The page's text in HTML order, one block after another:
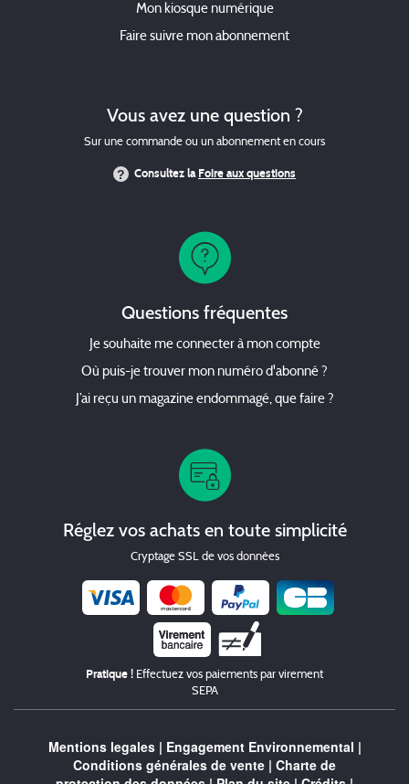
Mon kiosque numérique
Faire suivre mon abonnement
Vous avez une question ?
Sur une commande ou un abonnement en cours
Consultez laFoire aux questions
Questions fréquentes
Je souhaite me connecter à mon compte
Où puis-je trouver mon numéro d'abonné ?
J’ai reçu un magazine endommagé, que faire ?
Réglez vos achats en toute simplicité
Cryptage SSL de vos données
Chèque
Pratique ! Effectuez vos paiements par virement
SEPA
Mentions legales| Engagement Environnemental |
Conditions générales de vente | Charte de